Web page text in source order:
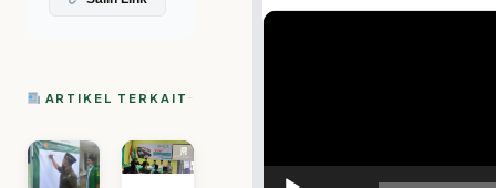
ARTIKEL TERKAIT
Video